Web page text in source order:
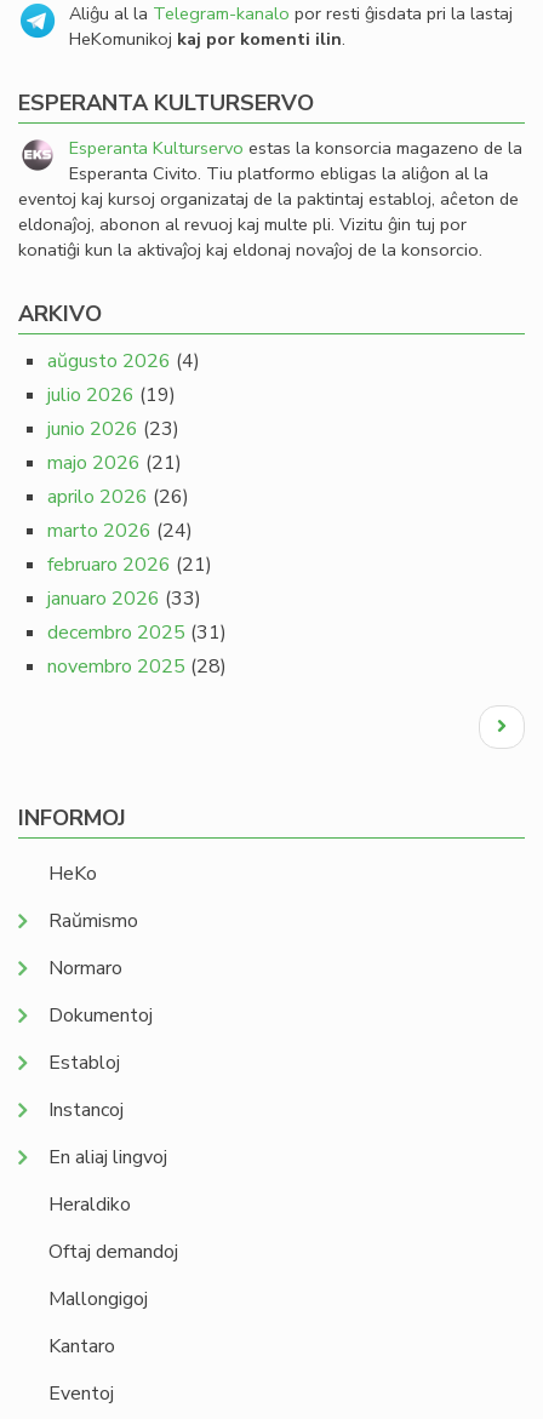
Aliĝu al la Telegram-kanalo por resti ĝisdata pri la lastaj
HeKomunikoj kaj por komenti ilin.
ESPERANTA KULTURSERVO
Esperanta Kulturservo estas la konsorcia magazeno de la
Esperanta Civito. Tiu platformo ebligas la aliĝon al la
eventoj kaj kursoj organizataj de la paktintaj establoj, aĉeton de
eldonaĵoj, abonon al revuoj kaj multe pli. Vizitu ĝin tuj por
konatiĝi kun la aktivaĵoj kaj eldonaj novaĵoj de la konsorcio.
ARKIVO
aŭgusto 2026 (4)
julio 2026 (19)
junio 2026 (23)
majo 2026 (21)
aprilo 2026 (26)
marto 2026 (24)
februaro 2026 (21)
januaro 2026 (33)
decembro 2025 (31)
novembro 2025 (28)
Next
page
INFORMOJ
HeKo
Raŭmismo
Normaro
Dokumentoj
Establoj
Instancoj
En aliaj lingvoj
Heraldiko
Oftaj demandoj
Mallongigoj
Kantaro
Eventoj